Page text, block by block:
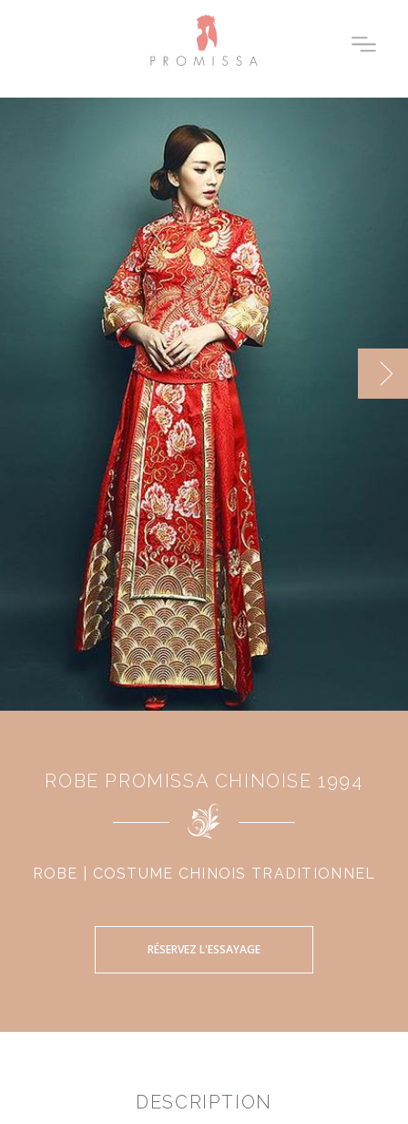
ROBE PROMISSA CHINOISE 1994
ROBE | COSTUME CHINOIS TRADITIONNEL
RÉSERVEZ L'ESSAYAGE
DESCRIPTION